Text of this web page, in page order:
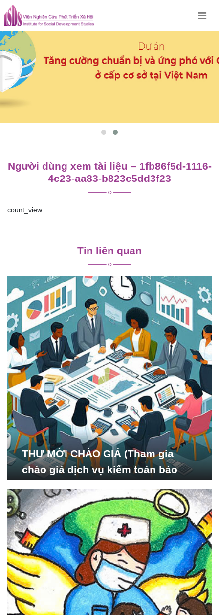
Skip
to
content
Người dùng xem tài liệu – 1fb86f5d-1116-
4c23-aa83-b823e5dd3f23
count_view
viết
Tin liên quan
THƯ MỜI CHÀO GIÁ (Tham gia
chào giá dịch vụ kiểm toán báo
Nghiên cứu Phát triển Xã
hội_ISDS)